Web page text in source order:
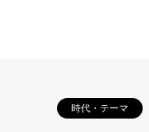
時代・テーマ